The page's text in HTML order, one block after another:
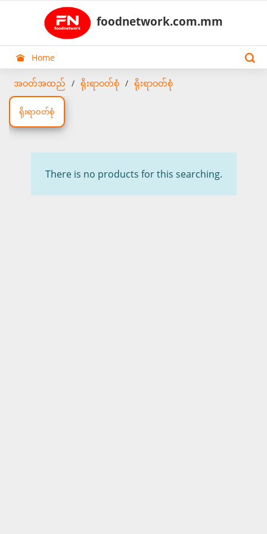
foodnetwork.com.mm
Home
အဝတ်အထည် ရိုးရာဝတ်စုံ ရိုးရာဝတ်စုံ
ရိုးရာဝတ်စုံ
There is no products for this searching.